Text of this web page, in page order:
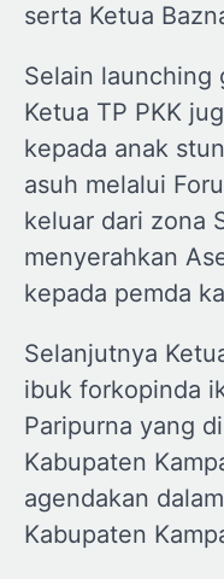
serta Ketua
Selain launching
Ketua TP PKK
kepada anak
asuh melalui
keluar dari zona
menyerahkan
kepada pemda
Selanjutnya
ibuk forkopinda
Paripurna yang
Kabupaten
agendakan
Kabupaten